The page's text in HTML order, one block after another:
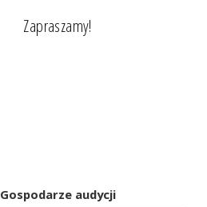
Zapraszamy!
Gospodarze audycji